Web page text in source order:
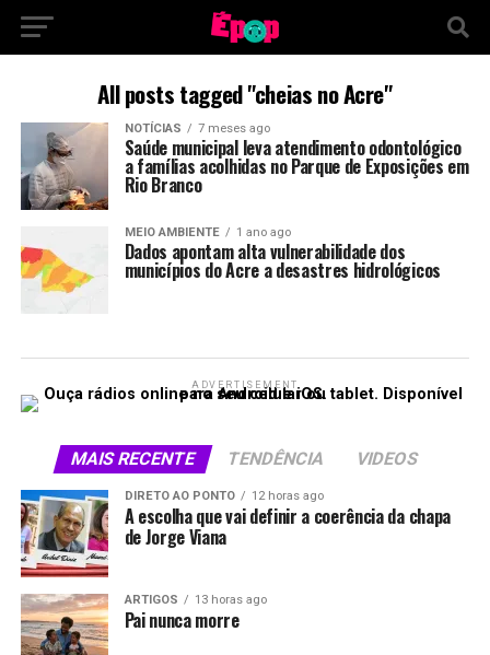
All posts tagged "cheias no Acre"
NOTÍCIAS 7 meses ago
Saúde municipal leva atendimento odontológico
a famílias acolhidas no Parque de Exposições em
Rio Branco
MEIO AMBIENTE 1 ano ago
Dados apontam alta vulnerabilidade dos
municípios do Acre a desastres hidrológicos
ADVERTISEMENT
MAIS RECENTE TENDÊNCIA VIDEOS
DIRETO AO PONTO 12 horas ago
A escolha que vai definir a coerência da chapa
de Jorge Viana
ARTIGOS 13 horas ago
Pai nunca morre